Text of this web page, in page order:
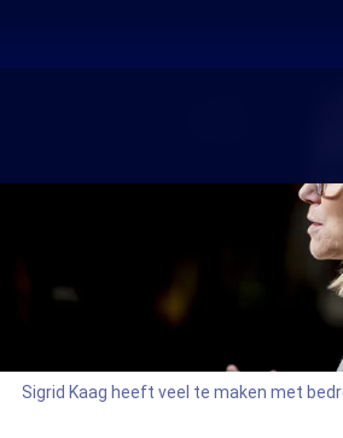
Sigrid Kaag heeft veel te maken met